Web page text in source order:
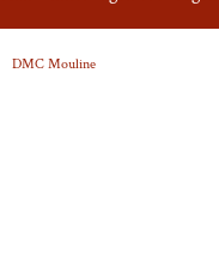
DMC Mouline